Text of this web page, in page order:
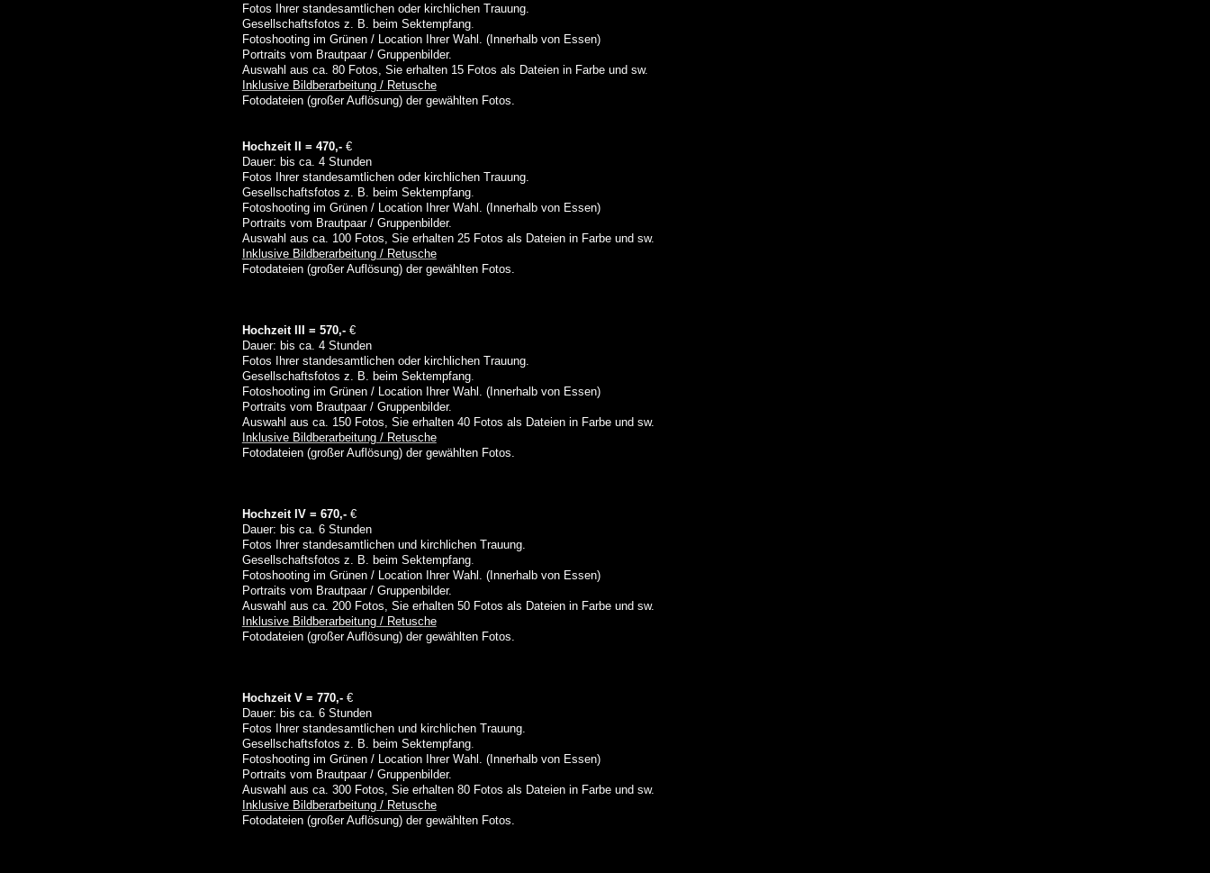
Fotos Ihrer standesamtlichen oder kirchlichen Trauung.
Gesellschaftsfotos z. B. beim Sektempfang.
Fotoshooting im Grünen / Location Ihrer Wahl. (Innerhalb von Essen)
Portraits vom Brautpaar / Gruppenbilder.
Auswahl aus ca. 80 Fotos, Sie erhalten 15 Fotos als Dateien in Farbe und sw.
Inklusive Bildberarbeitung / Retusche
Fotodateien (großer Auflösung) der gewählten Fotos.
Hochzeit II = 470,-€
Dauer: bis ca. 4 Stunden
Fotos Ihrer standesamtlichen oder kirchlichen Trauung.
Gesellschaftsfotos z. B. beim Sektempfang.
Fotoshooting im Grünen / Location Ihrer Wahl. (Innerhalb von Essen)
Portraits vom Brautpaar / Gruppenbilder.
Auswahl aus ca. 100 Fotos, Sie erhalten 25 Fotos als Dateien in Farbe und sw.
Inklusive Bildberarbeitung / Retusche
Fotodateien (großer Auflösung) der gewählten Fotos.
Hochzeit III = 570,-€
Dauer: bis ca. 4 Stunden
Fotos Ihrer standesamtlichen oder kirchlichen Trauung.
Gesellschaftsfotos z. B. beim Sektempfang.
Fotoshooting im Grünen / Location Ihrer Wahl. (Innerhalb von Essen)
Portraits vom Brautpaar / Gruppenbilder.
Auswahl aus ca. 150 Fotos, Sie erhalten 40 Fotos als Dateien in Farbe und sw.
Inklusive Bildberarbeitung / Retusche
Fotodateien (großer Auflösung) der gewählten Fotos.
Hochzeit IV = 670,-€
Dauer: bis ca. 6 Stunden
Fotos Ihrer standesamtlichen und kirchlichen Trauung.
Gesellschaftsfotos z. B. beim Sektempfang.
Fotoshooting im Grünen / Location Ihrer Wahl. (Innerhalb von Essen)
Portraits vom Brautpaar / Gruppenbilder.
Auswahl aus ca. 200 Fotos, Sie erhalten 50 Fotos als Dateien in Farbe und sw.
Inklusive Bildberarbeitung / Retusche
Fotodateien (großer Auflösung) der gewählten Fotos.
Hochzeit V = 770,-€
Dauer: bis ca. 6 Stunden
Fotos Ihrer standesamtlichen und kirchlichen Trauung.
Gesellschaftsfotos z. B. beim Sektempfang.
Fotoshooting im Grünen / Location Ihrer Wahl. (Innerhalb von Essen)
Portraits vom Brautpaar / Gruppenbilder.
Auswahl aus ca. 300 Fotos, Sie erhalten 80 Fotos als Dateien in Farbe und sw.
Inklusive Bildberarbeitung / Retusche
Fotodateien (großer Auflösung) der gewählten Fotos.